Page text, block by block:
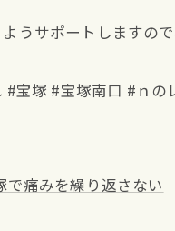
うサポートしますの
宝塚 #宝塚南口 #ｎの
で痛みを繰り返さない